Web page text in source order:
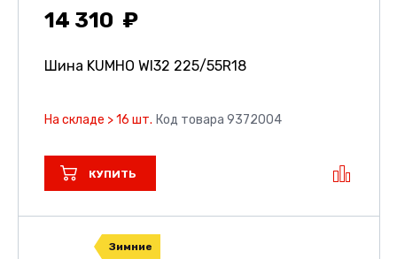
14 310
Шина KUMHO WI32 225/55R18
На складе > 16 шт. Код товара 9372004
КУПИТЬ
Зимние